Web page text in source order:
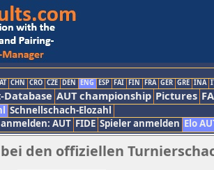
CHN CRO CZE DEN ENG ESP FAI FIN FRA GER GRE INA
AUT championship Pictures
Schnellschach-Elozahl
AUT FIDE Spieler anmelden Elo
den offiziellen